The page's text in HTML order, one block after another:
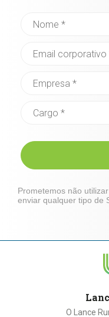
Prometemos não
enviar qualquer tipo de
O Lance